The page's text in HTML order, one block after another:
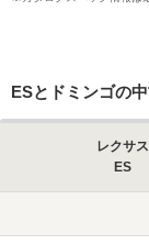
ESとドミンゴの
レクサス
ES